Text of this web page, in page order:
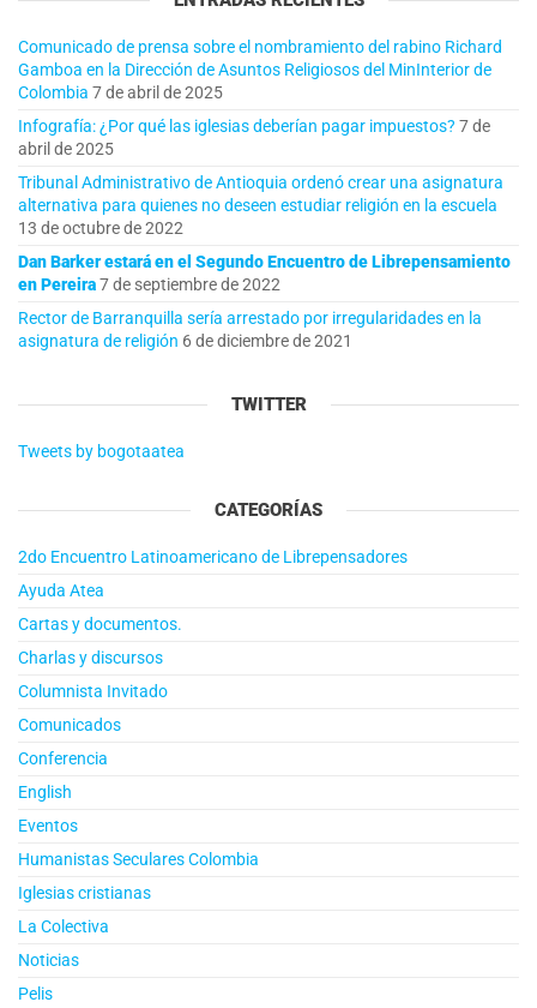
Comunicado de prensa sobre el nombramiento del rabino Richard
Gamboa en la Dirección de Asuntos Religiosos del MinInterior de
Colombia 7 de abril de 2025
Infografía: ¿Por qué las iglesias deberían pagar impuestos? 7 de
abril de 2025
Tribunal Administrativo de Antioquia ordenó crear una asignatura
alternativa para quienes no deseen estudiar religión en la escuela
13 de octubre de 2022
Dan Barker estará en el Segundo Encuentro de Librepensamiento
en Pereira7 de septiembre de 2022
Rector de Barranquilla sería arrestado por irregularidades en la
asignatura de religión 6 de diciembre de 2021
TWITTER
Tweets by bogotaatea
CATEGORÍAS
2do Encuentro Latinoamericano de Librepensadores
Ayuda Atea
Cartas y documentos.
Charlas y discursos
Columnista Invitado
Comunicados
Conferencia
English
Eventos
Humanistas Seculares Colombia
Iglesias cristianas
La Colectiva
Noticias
Pelis